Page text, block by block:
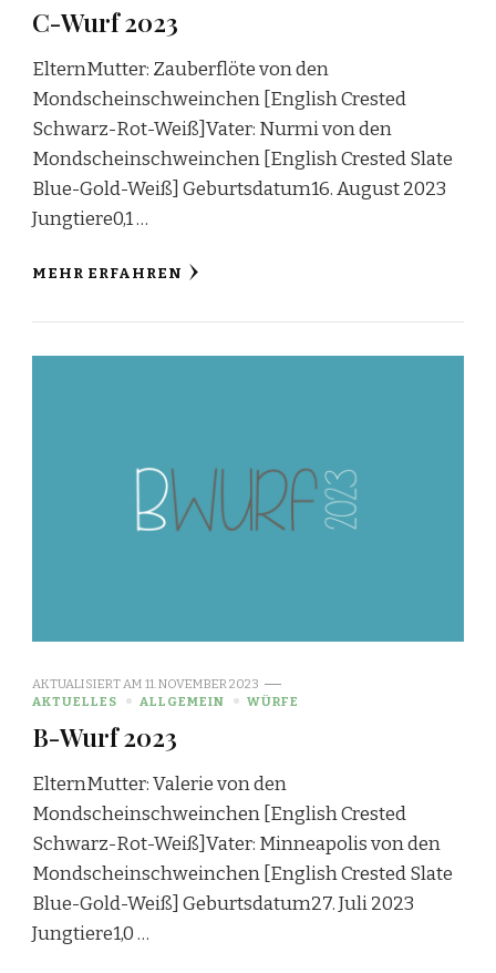
C-Wurf 2023
ElternMutter: Zauberflöte von den
Mondscheinschweinchen [English Crested
Schwarz-Rot-Weiß]Vater: Nurmi von den
Mondscheinschweinchen [English Crested Slate
Blue-Gold-Weiß] Geburtsdatum16. August 2023
Jungtiere0,1 …
MEHR ERFAHREN
AKTUALISIERT AM 11. NOVEMBER 2023
AKTUELLES
ALLGEMEIN WÜRFE
B-Wurf 2023
ElternMutter: Valerie von den
Mondscheinschweinchen [English Crested
Schwarz-Rot-Weiß]Vater: Minneapolis von den
Mondscheinschweinchen [English Crested Slate
Blue-Gold-Weiß] Geburtsdatum27. Juli 2023
Jungtiere1,0 …